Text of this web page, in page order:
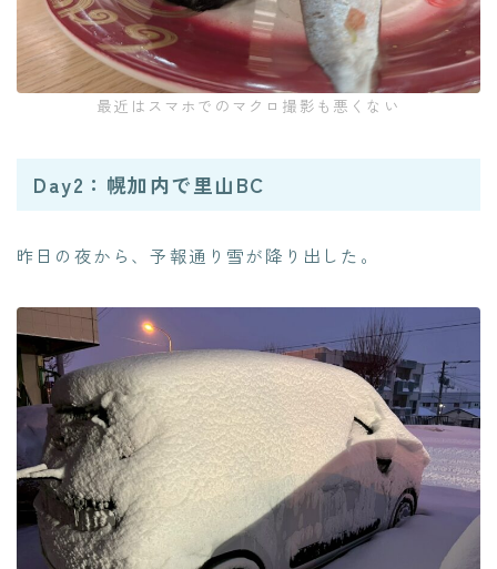
最近はスマホでのマクロ撮影も悪くない
Day2：幌加内で里山BC
昨日の夜から、予報通り雪が降り出した。